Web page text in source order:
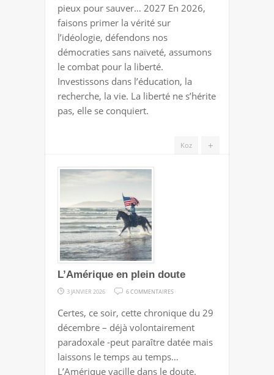
pieux pour sauver… 2027 En 2026,
faisons primer la vérité sur
l’idéologie, défendons nos
démocraties sans naïveté, assumons
le combat pour la liberté.
Investissons dans l’éducation, la
recherche, la vie. La liberté ne s’hérite
pas, elle se conquiert.
+
Koz
L’Amérique en plein doute
3 JANVIER 2026 6 COMMENTAIRES
EN
PLEIN
DOUTE
Certes, ce soir, cette chronique du 29
décembre – déjà volontairement
paradoxale -peut paraître datée mais
laissons le temps au temps…
L’Amérique vacille dans le doute.